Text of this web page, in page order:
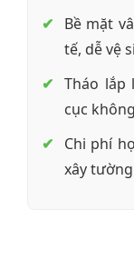
Bề mặt
tế, dễ vệ
Tháo lắp
cục
Chi phí
xây